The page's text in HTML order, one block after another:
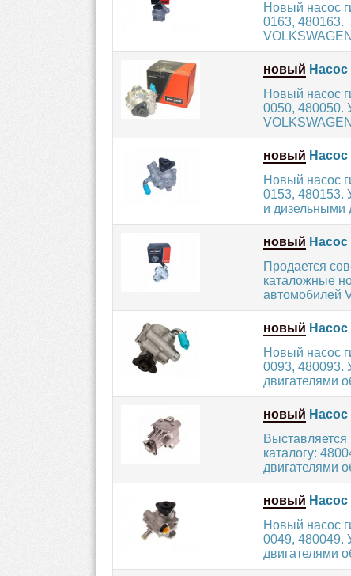
Новый насос
0163, 480163.
новый Насос
Новый насос
0050, 480050.
новый Насос
Новый насос
0153, 480153.
и дизельными
новый Насос
Продается
каталожные
автомобилей
новый Насос
Новый насос
0093, 480093.
двигателями
новый Насос
каталогу:
двигателями
новый Насос
Новый насос
0049, 480049.
двигателями